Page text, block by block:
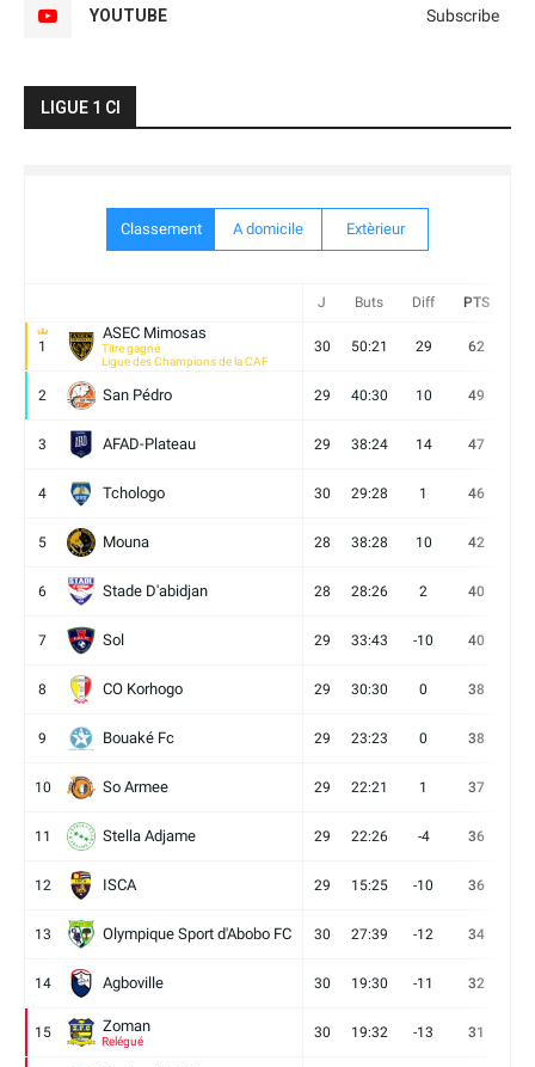
YOUTUBE Subscribe
LIGUE 1 CI
Classement A domicile Extèrieur
J Buts Diff PTS
1
ASEC Mimosas
Titre gagné
Ligue des Champions de la CAF
30 50:21 29 62
2 San Pédro 29 40:30 10 49
3 AFAD-Plateau 29 38:24 14 47
4 Tchologo 30 29:28 1 46
5 Mouna 28 38:28 10 42
6 Stade D'abidjan 28 28:26 2 40
7 Sol 29 33:43 -10 40
8 CO Korhogo 29 30:30 0 38
9 Bouaké Fc 29 23:23 0 38
10 So Armee 29 22:21 1 37
11 Stella Adjame 29 22:26 -4 36
12 ISCA 29 15:25 -10 36
13 Olympique Sport d'Abobo FC 30 27:39 -12 34
14 Agboville 30 19:30 -11 32
15 Zoman
Relégué
30 19:32 -13 31